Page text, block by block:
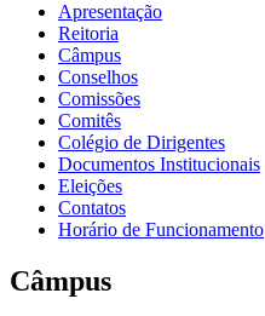
Apresentação
Reitoria
Câmpus
Conselhos
Comissões
Comitês
Colégio de Dirigentes
Documentos Institucionais
Eleições
Contatos
Horário de Funcionamento
Câmpus